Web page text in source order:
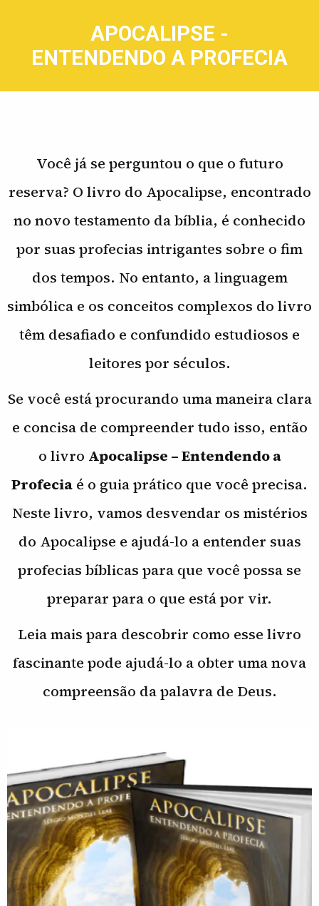
APOCALIPSE -
ENTENDENDO A PROFECIA
Você já se perguntou o que o futuro
reserva? O livro do Apocalipse, encontrado
no novo testamento da bíblia, é conhecido
por suas profecias intrigantes sobre o fim
dos tempos. No entanto, a linguagem
simbólica e os conceitos complexos do livro
têm desafiado e confundido estudiosos e
leitores por séculos.
Se você está procurando uma maneira clara
e concisa de compreender tudo isso, então
o livro Apocalipse – Entendendo a
Profecia é o guia prático que você precisa.
Neste livro, vamos desvendar os mistérios
do Apocalipse e ajudá-lo a entender suas
profecias bíblicas para que você possa se
preparar para o que está por vir.
Leia mais para descobrir como esse livro
fascinante pode ajudá-lo a obter uma nova
compreensão da palavra de Deus.